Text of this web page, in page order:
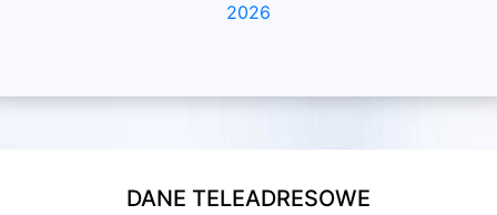
2026
DANE TELEADRESOWE